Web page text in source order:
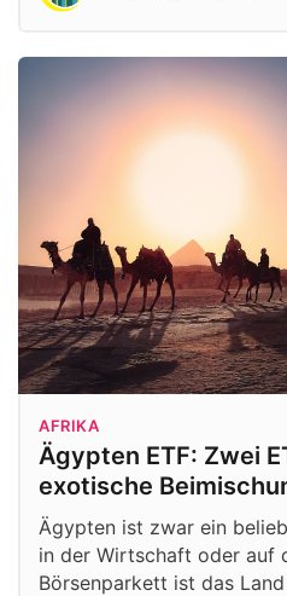
AFRIKA
Ägypten ETF: Zwei
exotische
Ägypten ist zwar ein
in der Wirtschaft oder auf
Börsenparkett ist das